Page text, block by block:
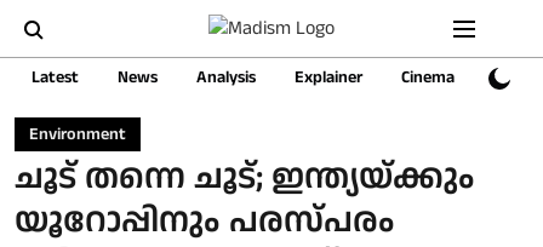
Latest News Analysis Explainer Cinema Sports
Environment
ചൂട് തന്നെ ചൂട്; ഇന്ത്യയ്ക്കും
യൂറോപ്പിനും പരസ്പരം